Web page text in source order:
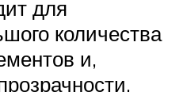
для
количества
и,